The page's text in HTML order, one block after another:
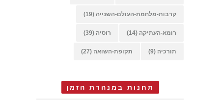
קרבות-מלחמת-העולם-השנייה (19)
רומא-העתיקה (14) רוסיה (39)
תורכיה (9) תקופת-השואה (27)
תחנות במנהרת הזמן